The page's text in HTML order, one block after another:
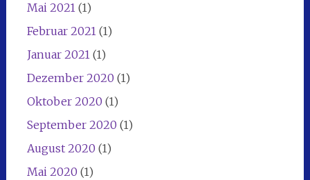
Mai 2021(1)
Februar 2021(1)
Januar 2021(1)
Dezember 2020 (1)
Oktober 2020 (1)
September 2020 (1)
August 2020 (1)
Mai 2020 (1)